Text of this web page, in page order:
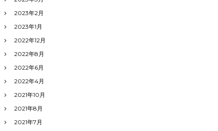
2023年2月
2023年1月
2022年12月
2022年8月
2022年6月
2022年4月
2021年10月
2021年8月
2021年7月